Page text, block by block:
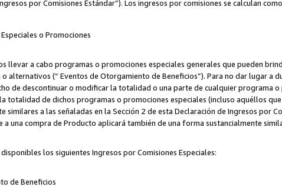
por Comisiones Estándar”). Los ingresos por comisiones se calculan
o Promociones
llevar a cabo programas o promociones especiales generales que pueden
alternativos (“ Eventos de Otorgamiento de Beneficios”). Para no dar lugar a
de descontinuar o modificar la totalidad o una parte de cualquier programa
totalidad de dichos programas o promociones especiales (incluso aquéllos
similares a las señaladas en la Sección 2 de esta Declaración de Ingresos por
a una compra de Producto aplicará también de una forma sustancialmente
los siguientes Ingresos por Comisiones Especiales:
de Beneficios